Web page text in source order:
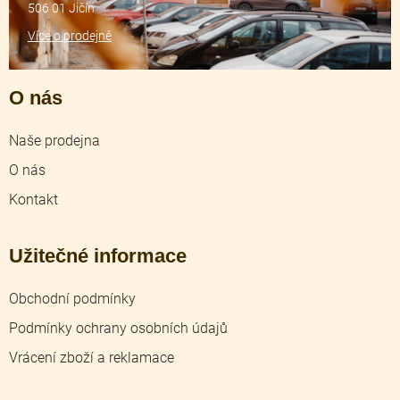
O nás
Naše prodejna
O nás
Kontakt
Užitečné informace
Obchodní podmínky
Podmínky ochrany osobních údajů
Vrácení zboží a reklamace
506 01 Jičín
Více o prodejně